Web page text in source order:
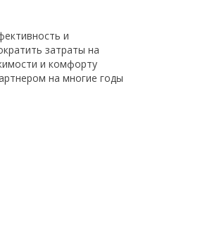
и
затраты на
и комфорту
на многие годы